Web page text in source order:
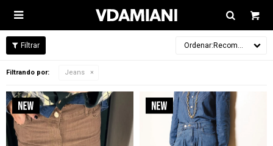

Recomendados
Filtrando por: Jeans